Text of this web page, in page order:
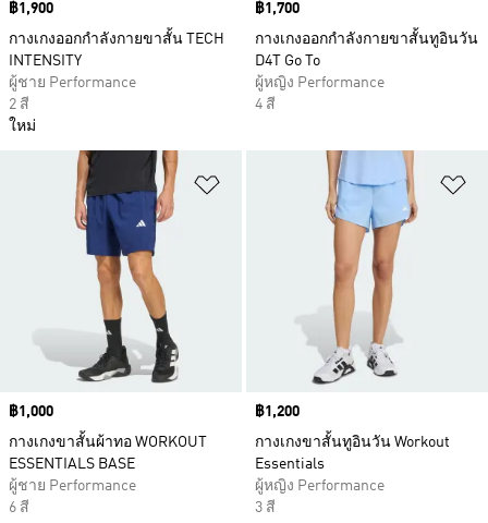
Price
฿1,900
กางเกงออกกำลังกายขาสั้น TECH
INTENSITY
ผู้ชาย Performance
2 สี
ใหม่
Price
฿1,700
กางเกงออกกำลังกายขาสั้นทูอินวัน
D4T Go To
ผู้หญิง Performance
4 สี
เพิ่มไปยังรายการสินค้าโปรด
Price
฿1,000
กางเกงขาสั้นผ้าทอ WORKOUT
ESSENTIALS BASE
ผู้ชาย Performance
6 สี
Price
฿1,200
กางเกงขาสั้นทูอินวัน Workout
Essentials
ผู้หญิง Performance
3 สี